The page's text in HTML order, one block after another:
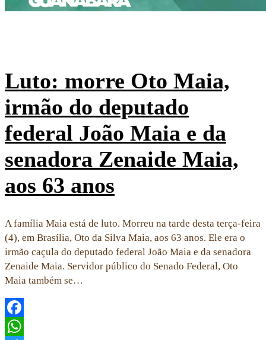
Luto: morre Oto Maia,
irmão do deputado
federal João Maia e da
senadora Zenaide Maia,
aos 63 anos
A família Maia está de luto. Morreu na tarde desta terça-feira
(4), em Brasília, Oto da Silva Maia, aos 63 anos. Ele era o
irmão caçula do deputado federal João Maia e da senadora
Zenaide Maia. Servidor público do Senado Federal, Oto
Maia também se…
Facebook